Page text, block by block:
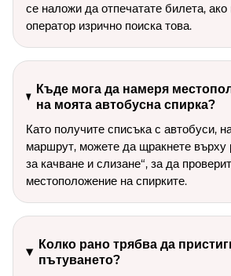
се наложи да отпечатате билета,
оператор изрично поиска това.
Къде мога да намеря
на моята автобусна спирка?
Като получите списъка с автобуси,
маршрут, можете да щракнете върху
за качване и слизане“, за да
местоположение на спирките.
Колко рано трябва да
пътуването?